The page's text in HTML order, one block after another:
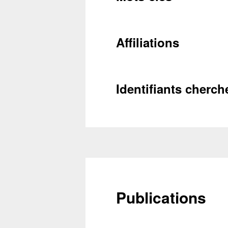
Affiliations
Identifiants
Publications